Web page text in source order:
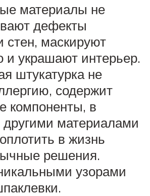
материалы не
дефекты
стен, маскируют
украшают интерьер.
штукатурка не
содержит
компоненты, в
другими материалами
в жизнь
решения.
узорами